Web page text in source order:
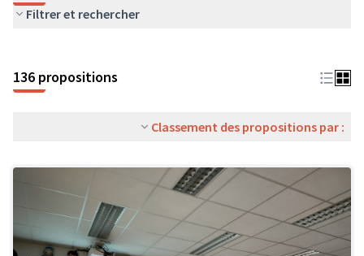
Filtrer et rechercher
136 propositions
Classement des propositions par :